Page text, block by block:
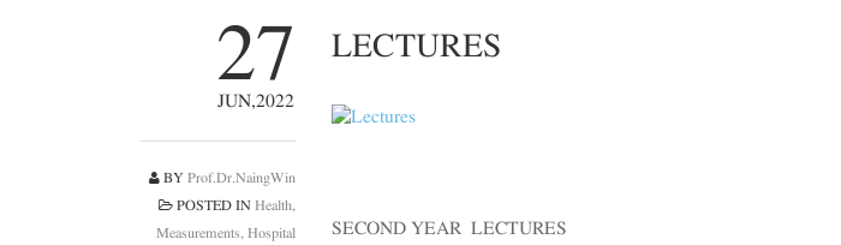
27
JUN,2022
BYProf.Dr.NaingWin
POSTED INHealth,
Measurements, Hospital
LECTURES
SECOND YEAR LECTURES